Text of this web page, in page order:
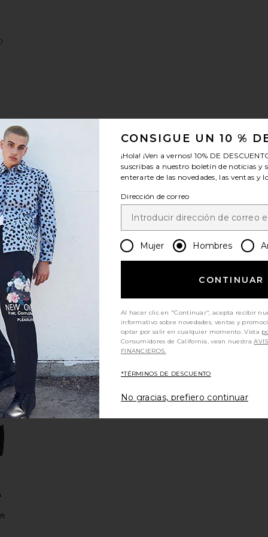
Edge 11" Denim Bermudas
CONCERT IN THE PARK
favoritoCHAQUETA
favoritoSUDADERA POP ART
CONSIGUE UN 10 %
¡Hola! ¡Ven a vernos! 10% DE
suscribas a nuestro boletín de noticias y
enterarte de las novedades, las ventas y
Dirección de correo
Mujer Hombres
CONTINUAR
Al hacer clic en "Continuar", acepta recibir
informativo sobre novedades, ventas y
optar por salir en cualquier momento. Vista
Consumidores de California, vean nuestra
FINANCIEROS.
*TÉRMINOS DE DESCUENTO
No gracias, prefiero continuar